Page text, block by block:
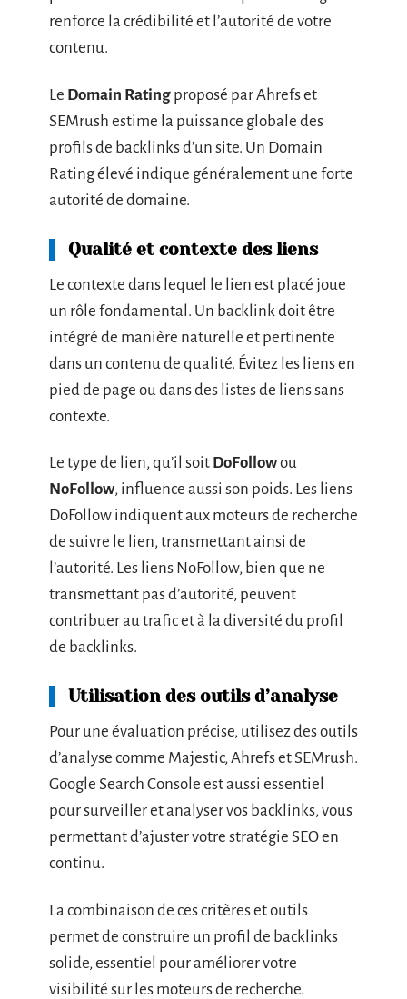
renforce la crédibilité et l’autorité de votre
contenu.
Le Domain Rating proposé par Ahrefs et
SEMrush estime la puissance globale des
profils de backlinks d’un site. Un Domain
Rating élevé indique généralement une forte
autorité de domaine.
Qualité et contexte des liens
Le contexte dans lequel le lien est placé joue
un rôle fondamental. Un backlink doit être
intégré de manière naturelle et pertinente
dans un contenu de qualité. Évitez les liens en
pied de page ou dans des listes de liens sans
contexte.
Le type de lien, qu’il soit DoFollowou
NoFollow, influence aussi son poids. Les liens
DoFollow indiquent aux moteurs de recherche
de suivre le lien, transmettant ainsi de
l’autorité. Les liens NoFollow, bien que ne
transmettant pas d’autorité, peuvent
contribuer au trafic et à la diversité du profil
de backlinks.
Utilisation des outils d’analyse
Pour une évaluation précise, utilisez des outils
d’analyse comme Majestic, Ahrefs et SEMrush.
Google Search Console est aussi essentiel
pour surveiller et analyser vos backlinks, vous
permettant d’ajuster votre stratégie SEO en
continu.
La combinaison de ces critères et outils
permet de construire un profil de backlinks
solide, essentiel pour améliorer votre
visibilité sur les moteurs de recherche.